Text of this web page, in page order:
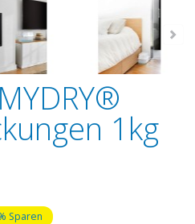
1kg
Sparen